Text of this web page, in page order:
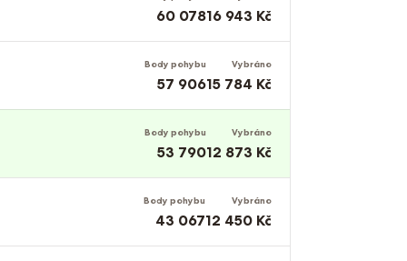
60 07816 943 Kč
Body pohybu
57 906
Vybráno
15 784 Kč
Body pohybu
53 790
Vybráno
12 873 Kč
Body pohybu
43 067
Vybráno
12 450 Kč